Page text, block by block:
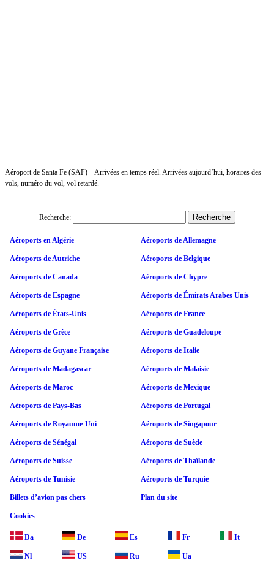
Aéroport de Santa Fe (SAF) – Arrivées en temps réel. Arrivées aujourd’hui, horaires des
vols, numéro du vol, vol retardé.
Recherche:
Aéroports en Algérie Aéroports de Allemagne
Aéroports de Autriche Aéroports de Belgique
Aéroports de Canada Aéroports de Chypre
Aéroports de Espagne Aéroports de Émirats Arabes Unis
Aéroports de États-Unis Aéroports de France
Aéroports de Grèce Aéroports de Guadeloupe
Aéroports de Guyane Française Aéroports de Italie
Aéroports de Madagascar Aéroports de Malaisie
Aéroports de Maroc Aéroports de Mexique
Aéroports de Pays-Bas Aéroports de Portugal
Aéroports de Royaume-Uni Aéroports de Singapour
Aéroports de Sénégal Aéroports de Suède
Aéroports de Suisse Aéroports de Thaïlande
Aéroports de Tunisie Aéroports de Turquie
Billets d’avion pas chers Plan du site
Cookies
Da De Es Fr It
Nl US Ru Ua